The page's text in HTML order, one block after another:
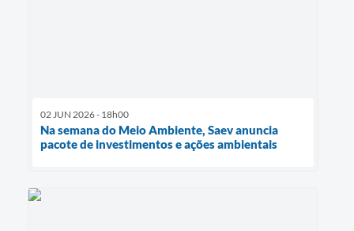
02 JUN 2026 - 18h00
Na semana do Meio Ambiente, Saev anuncia
pacote de investimentos e ações ambientais